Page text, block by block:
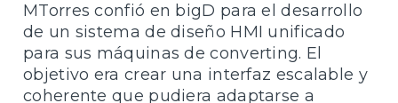
MTorres confió en bigD para el desarrollo
de un sistema de diseño HMI unificado
para sus máquinas de converting. El
objetivo era crear una interfaz escalable y
coherente que pudiera adaptarse a